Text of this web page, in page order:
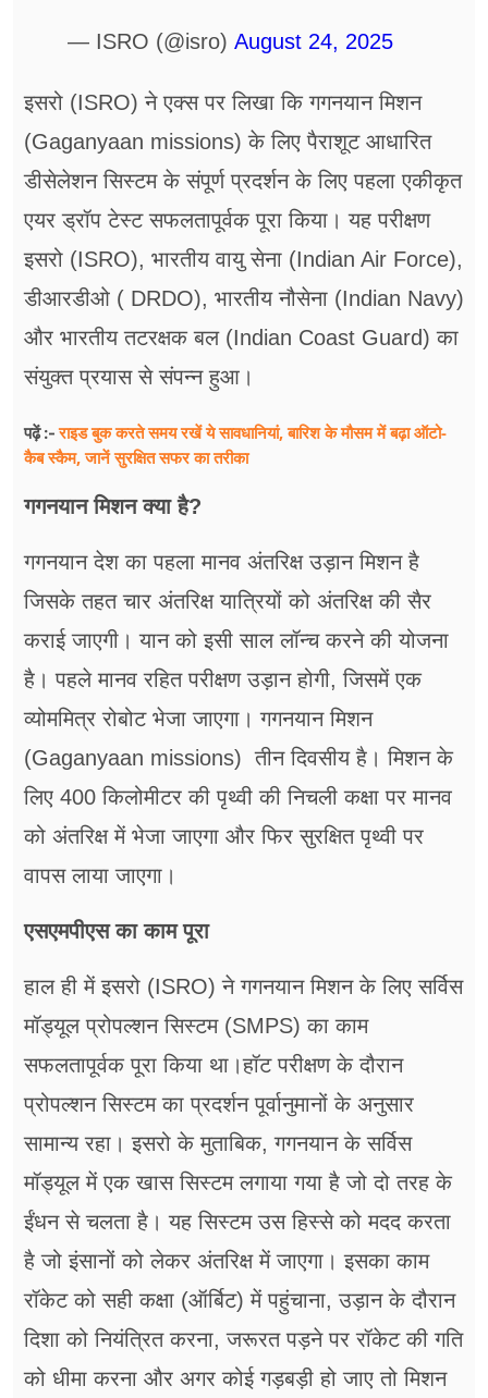
— ISRO (@isro) August 24, 2025
इसरो (ISRO) ने एक्स पर लिखा कि गगनयान मिशन
(Gaganyaan missions) के लिए पैराशूट आधारित
डीसेलेशन सिस्टम के संपूर्ण प्रदर्शन के लिए पहला एकीकृत
एयर ड्रॉप टेस्ट सफलतापूर्वक पूरा किया। यह परीक्षण
इसरो (ISRO), भारतीय वायु सेना (Indian Air Force),
डीआरडीओ ( DRDO), भारतीय नौसेना (Indian Navy)
और भारतीय तटरक्षक बल (Indian Coast Guard) का
संयुक्त प्रयास से संपन्न हुआ।
पढ़ें :-राइड बुक करते समय रखें ये सावधानियां, बारिश के मौसम में बढ़ा ऑटो-
कैब स्कैम, जानें सुरक्षित सफर का तरीका
गगनयान मिशन क्या है?
गगनयान देश का पहला मानव अंतरिक्ष उड़ान मिशन है
जिसके तहत चार अंतरिक्ष यात्रियों को अंतरिक्ष की सैर
कराई जाएगी। यान को इसी साल लॉन्च करने की योजना
है। पहले मानव रहित परीक्षण उड़ान होगी, जिसमें एक
व्योममित्र रोबोट भेजा जाएगा। गगनयान मिशन
(Gaganyaan missions) तीन दिवसीय है। मिशन के
लिए 400 किलोमीटर की पृथ्वी की निचली कक्षा पर मानव
को अंतरिक्ष में भेजा जाएगा और फिर सुरक्षित पृथ्वी पर
वापस लाया जाएगा।
एसएमपीएस का काम पूरा
हाल ही में इसरो (ISRO) ने गगनयान मिशन के लिए सर्विस
मॉड्यूल प्रोपल्शन सिस्टम (SMPS) का काम
सफलतापूर्वक पूरा किया था।हॉट परीक्षण के दौरान
प्रोपल्शन सिस्टम का प्रदर्शन पूर्वानुमानों के अनुसार
सामान्य रहा। इसरो के मुताबिक, गगनयान के सर्विस
मॉड्यूल में एक खास सिस्टम लगाया गया है जो दो तरह के
ईंधन से चलता है। यह सिस्टम उस हिस्से को मदद करता
है जो इंसानों को लेकर अंतरिक्ष में जाएगा। इसका काम
रॉकेट को सही कक्षा (ऑर्बिट) में पहुंचाना, उड़ान के दौरान
दिशा को नियंत्रित करना, जरूरत पड़ने पर रॉकेट की गति
को धीमा करना और अगर कोई गड़बड़ी हो जाए तो मिशन